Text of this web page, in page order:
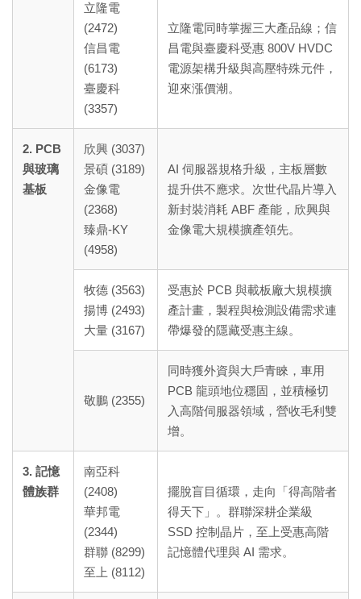
立隆電
(2472)
信昌電
(6173)
臺慶科
(3357)
立隆電同時掌握三大產品線；信
昌電與臺慶科受惠 800V HVDC
電源架構升級與高壓特殊元件，
迎來漲價潮。
2. PCB
與玻璃
基板
欣興 (3037)
景碩 (3189)
金像電
(2368)
臻鼎-KY
(4958)
AI 伺服器規格升級，主板層數
提升供不應求。次世代晶片導入
新封裝消耗 ABF 產能，欣興與
金像電大規模擴產領先。
牧德 (3563)
揚博 (2493)
大量 (3167)
受惠於 PCB 與載板廠大規模擴
產計畫，製程與檢測設備需求連
帶爆發的隱藏受惠主線。
敬鵬 (2355)
同時獲外資與大戶青睞，車用
PCB 龍頭地位穩固，並積極切
入高階伺服器領域，營收毛利雙
增。
3. 記憶
體族群
南亞科
(2408)
華邦電
(2344)
群聯 (8299)
至上 (8112)
擺脫盲目循環，走向「得高階者
得天下」。群聯深耕企業級
SSD 控制晶片，至上受惠高階
記憶體代理與 AI 需求。